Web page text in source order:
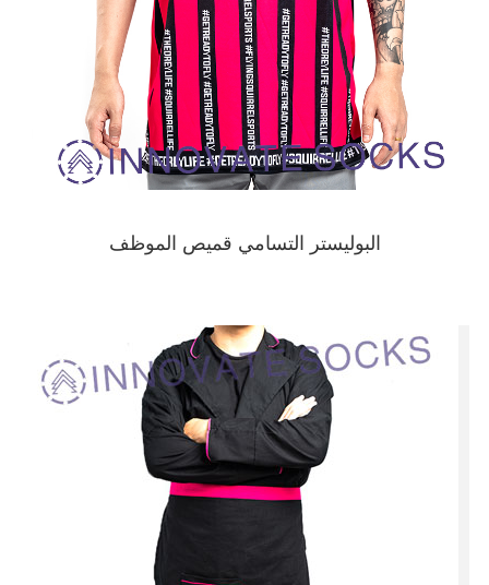
البوليستر التسامي قميص الموظف